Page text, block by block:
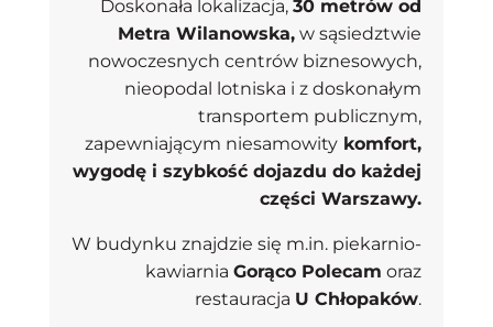
Doskonała lokalizacja,30 metrów od
Metra Wilanowska, w sąsiedztwie
nowoczesnych centrów biznesowych,
nieopodal lotniska i z doskonałym
transportem publicznym,
zapewniającym niesamowity komfort,
wygodę i szybkość dojazdu do każdej
części Warszawy.
W budynku znajdzie się m.in. piekarnio-
kawiarniaGorąco Polecam oraz
restauracja U Chłopaków.